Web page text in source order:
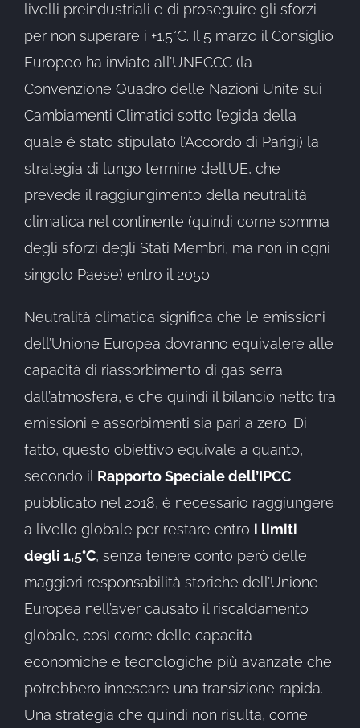
livelli preindustriali e di proseguire gli sforzi
per non superare i +1.5°C. Il 5 marzo il Consiglio
Europeo ha inviato all’UNFCCC (la
Convenzione Quadro delle Nazioni Unite sui
Cambiamenti Climatici sotto l’egida della
quale è stato stipulato l’Accordo di Parigi) la
strategia di lungo termine dell’UE, che
prevede il raggiungimento della neutralità
climatica nel continente (quindi come somma
degli sforzi degli Stati Membri, ma non in ogni
singolo Paese) entro il 2050.
Neutralità climatica significa che le emissioni
dell’Unione Europea dovranno equivalere alle
capacità di riassorbimento di gas serra
dall’atmosfera, e che quindi il bilancio netto tra
emissioni e assorbimenti sia pari a zero. Di
fatto, questo obiettivo equivale a quanto,
secondo il Rapporto Speciale dell’IPCC
pubblicato nel 2018, è necessario raggiungere
a livello globale per restare entro i limiti
degli 1,5°C, senza tenere conto però delle
maggiori responsabilità storiche dell’Unione
Europea nell’aver causato il riscaldamento
globale, così come delle capacità
economiche e tecnologiche più avanzate che
potrebbero innescare una transizione rapida.
Una strategia che quindi non risulta, come